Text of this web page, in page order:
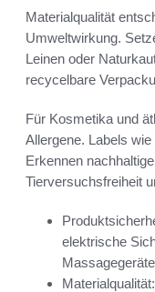
Materialqualität
Umweltwirkung.
Leinen oder
recycelbare
Für Kosmetika und
Allergene. Labels
Erkennen
Tierversuchsfreiheit
elektrische